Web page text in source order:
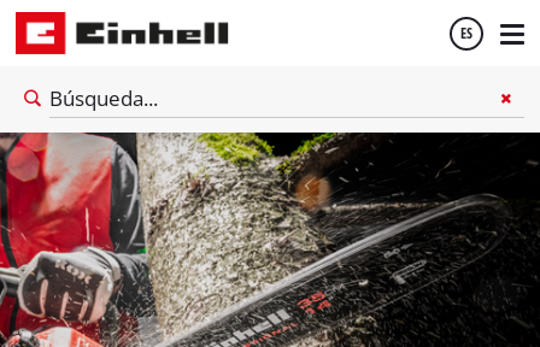
ES
Español
English